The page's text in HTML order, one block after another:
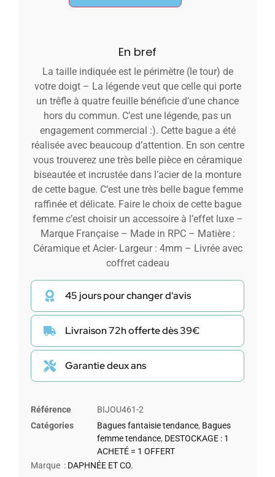
En bref
La taille indiquée est le périmètre (le tour) de
votre doigt – La légende veut que celle qui porte
un trêfle à quatre feuille bénéficie d’une chance
hors du commun. C’est une légende, pas un
engagement commercial :). Cette bague a été
réalisée avec beaucoup d’attention. En son centre
vous trouverez une très belle pièce en céramique
biseautée et incrustée dans l’acier de la monture
de cette bague. C’est une très belle bague femme
raffinée et délicate. Faire le choix de cette bague
femme c’est choisir un accessoire à l’effet luxe –
Marque Française – Made in RPC – Matière :
Céramique et Acier- Largeur : 4mm – Livrée avec
coffret cadeau
45 jours pour changer d'avis
Livraison 72h offerte dès 39€
Garantie deux ans
Référence
BIJOU461-2
Catégories
Bagues fantaisie tendance, Bagues
femme tendance, DESTOCKAGE : 1
ACHETÉ = 1 OFFERT
Marque : DAPHNÉE ET CO.